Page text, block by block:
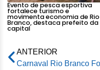
Evento de pesca esportiva
fortalece turismo e
movimenta economia de Rio
Branco, destaca prefeito da
capital
ANTERIOR